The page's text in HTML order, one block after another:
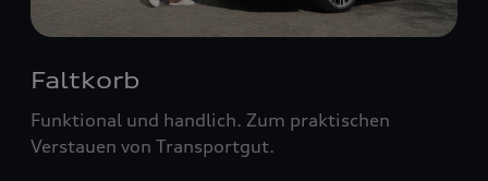
Faltkorb
Funktional und handlich. Zum praktischen
Verstauen von Transportgut.